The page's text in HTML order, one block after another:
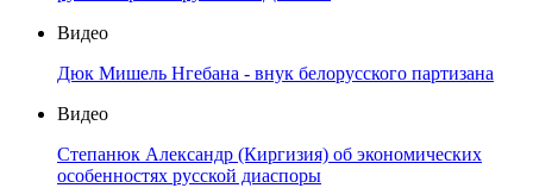
Видео
Дюк Мишель Нгебана - внук белорусского партизана
Видео
Степанюк Александр (Киргизия) об экономических
особенностях русской диаспоры